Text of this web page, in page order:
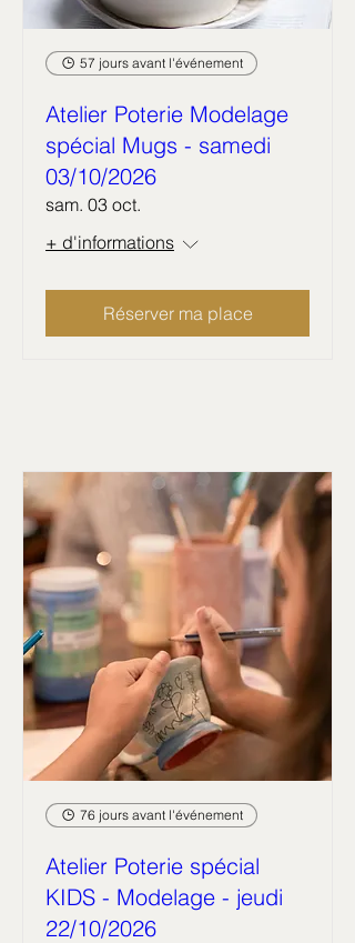
57 jours avant l'événement
Atelier Poterie Modelage
spécial Mugs - samedi
03/10/2026
sam. 03 oct.
+ d'informations
Réserver ma place
76 jours avant l'événement
Atelier Poterie spécial
KIDS - Modelage - jeudi
22/10/2026